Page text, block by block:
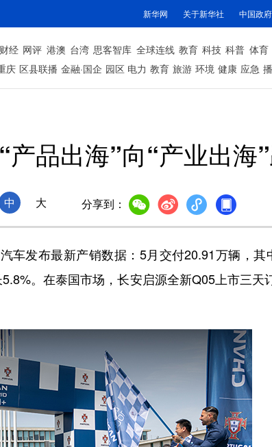
新华网 关于新华社 中国政
财经 网评 港澳 台湾 思客智库 全球连线 教育 科技 科普 体育
庆 区县联播 金融·国企 园区 电力 教育 旅游 环境 健康 应急
品出海”向“产业出海
中 大 分享到：
发布最新产销数据：5月交付20.91万辆，其
。在泰国市场，长安启源全新Q05上市三天